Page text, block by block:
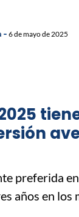
6 de mayo de 2025
preferida
años en los